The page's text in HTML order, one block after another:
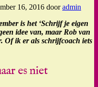
16, 2016 dooradmin
is het ‘Schrijf je eigen
idee van, maar Rob van
Of ik er als schrijfcoach iets
es niet